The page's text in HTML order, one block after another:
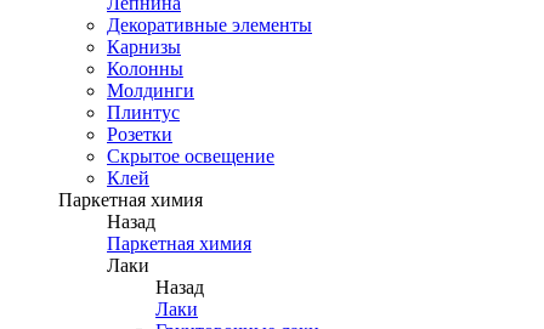
Декоративные элементы
Карнизы
Колонны
Молдинги
Плинтус
Розетки
Скрытое освещение
Клей
Паркетная химия
Назад
Паркетная химия
Лаки
Назад
Лаки